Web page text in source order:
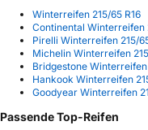
Winterreifen 215/65 R16
Continental Winterreifen
Pirelli Winterreifen 215/
Michelin Winterreifen
Bridgestone Winterreifen
Hankook Winterreifen
Goodyear Winterreifen
Passende Top-Reifen